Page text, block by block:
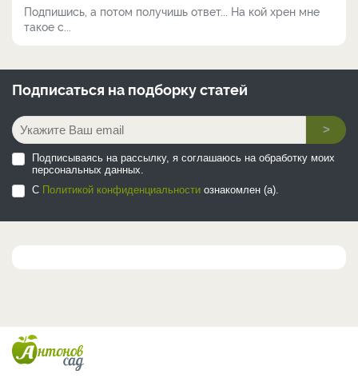
Подпишись, а потом получишь ответ... На кой хрен мне
такое с...
Подписаться на подборку статей
>
Подписываясь на рассылку, я соглашаюсь на обработку моих
персональных данных.
С Политикой конфиденциальности ознакомлен (а).